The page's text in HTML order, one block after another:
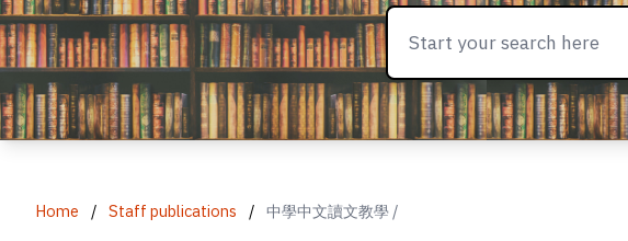
Home / Staff publications / 中學中文讀文教學 /